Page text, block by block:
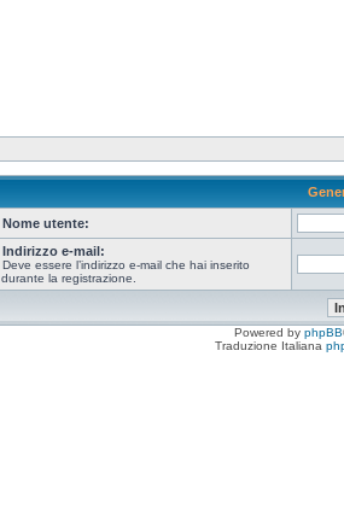
Nome utente:
Indirizzo e-mail:
Deve essere l’indirizzo e-mail che hai inserito
durante la registrazione.
Powered by phpBB
Traduzione Italiana